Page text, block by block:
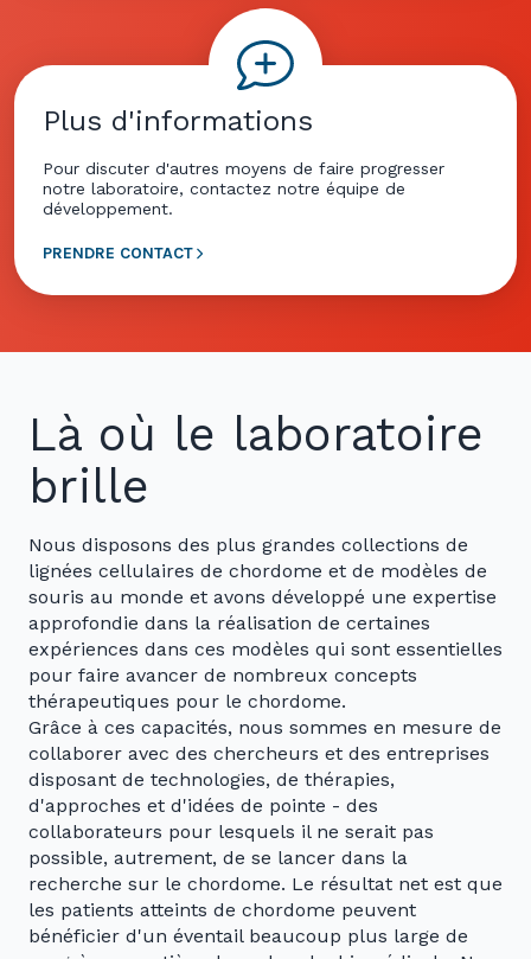
Plus d'informations
Pour discuter d'autres moyens de faire progresser
notre laboratoire, contactez notre équipe de
développement.
PRENDRE CONTACT
Là où le laboratoire
brille
Nous disposons des plus grandes collections de
lignées cellulaires de chordome et de modèles de
souris au monde et avons développé une expertise
approfondie dans la réalisation de certaines
expériences dans ces modèles qui sont essentielles
pour faire avancer de nombreux concepts
thérapeutiques pour le chordome.
Grâce à ces capacités, nous sommes en mesure de
collaborer avec des chercheurs et des entreprises
disposant de technologies, de thérapies,
d'approches et d'idées de pointe - des
collaborateurs pour lesquels il ne serait pas
possible, autrement, de se lancer dans la
recherche sur le chordome. Le résultat net est que
les patients atteints de chordome peuvent
bénéficier d'un éventail beaucoup plus large de